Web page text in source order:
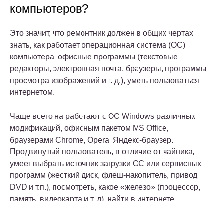
компьютеров?
Это значит, что ремонтник должен в общих чертах
знать, как работает операционная система (ОС)
компьютера, офисные программы (текстовые
редакторы, электронная почта, браузеры, программы
просмотра изображений и т. д.), уметь пользоваться
интернетом.
Чаще всего на работают с ОС Windows различных
модификаций, офисным пакетом MS Office,
браузерами Chrome, Opera, Яндекс-браузер.
Продвинутый пользователь, в отличие от чайника,
умеет выбрать источник загрузки ОС или сервисных
программ (жесткий диск, флеш-накопитель, привод
DVD и т.п.), посмотреть, какое «железо» (процессор,
память, видеокарта и т. д), найти в интернете